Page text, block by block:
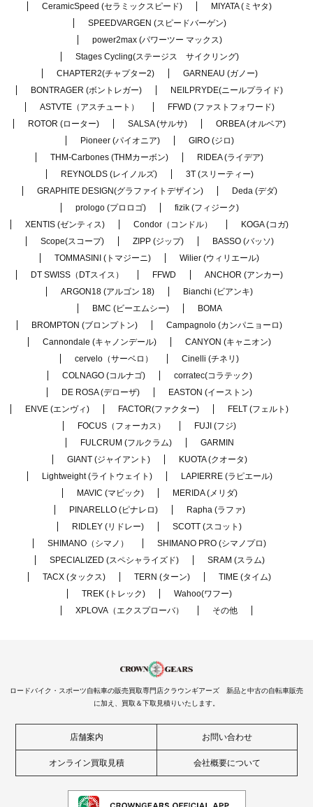
CeramicSpeed (セラミックスピード)
MIYATA (ミヤタ)
SPEEDVARGEN (スピードバーゲン)
power2max (パワーツー マックス)
Stages Cycling(ステージス サイクリング)
CHAPTER2(チャプター2)
GARNEAU (ガノー)
BONTRAGER (ボントレガー)
NEILPRYDE(ニールプライド)
ASTVTE（アスチュート）
FFWD (ファストフォワード)
ROTOR (ローター)
SALSA (サルサ)
ORBEA (オルベア)
Pioneer (パイオニア)
GIRO (ジロ)
THM-Carbones (THMカーボン)
RIDEA (ライデア)
REYNOLDS (レイノルズ)
3T (スリーティー)
GRAPHITE DESIGN(グラファイトデザイン)
Deda (デダ)
prologo (プロロゴ)
fizik (フィジーク)
XENTIS (ゼンティス)
Condor（コンドル）
KOGA (コガ)
Scope(スコープ)
ZIPP (ジップ)
BASSO (バッソ)
TOMMASINI (トマジーニ)
Wilier (ウィリエール)
DT SWISS（DTスイス）
FFWD
ANCHOR (アンカー)
ARGON18 (アルゴン 18)
Bianchi (ビアンキ)
BMC (ビーエムシー)
BOMA
BROMPTON (ブロンプトン)
Campagnolo (カンパニョーロ)
Cannondale (キャノンデール)
CANYON (キャニオン)
cervelo（サーベロ）
Cinelli (チネリ)
COLNAGO (コルナゴ)
corratec(コラテック)
DE ROSA (デローザ)
EASTON (イーストン)
ENVE (エンヴィ)
FACTOR(ファクター)
FELT (フェルト)
FOCUS（フォーカス）
FUJI (フジ)
FULCRUM (フルクラム)
GARMIN
GIANT (ジャイアント)
KUOTA (クオータ)
Lightweight (ライトウェイト)
LAPIERRE (ラピエール)
MAVIC (マビック)
MERIDA (メリダ)
PINARELLO (ピナレロ)
Rapha (ラファ)
RIDLEY (リドレー)
SCOTT (スコット)
SHIMANO（シマノ）
SHIMANO PRO (シマノプロ)
SPECIALIZED (スペシャライズド)
SRAM (スラム)
TACX (タックス)
TERN (ターン)
TIME (タイム)
TREK (トレック)
Wahoo(ワフー)
XPLOVA（エクスプローバ）
その他
ロードバイク・スポーツ自転車の販売買取専門店クラウンギアーズ 新品と中古の自転車販売
に加え、買取＆下取見積りいたします。
店舗案内 お問い合わせ
オンライン買取見積 会社概要について